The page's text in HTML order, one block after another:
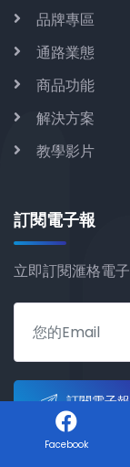
品牌專區
通路業態
商品功能
解決方案
教學影片
訂閱電子報
立即訂閱滙格電
訂閱電子報
Facebook